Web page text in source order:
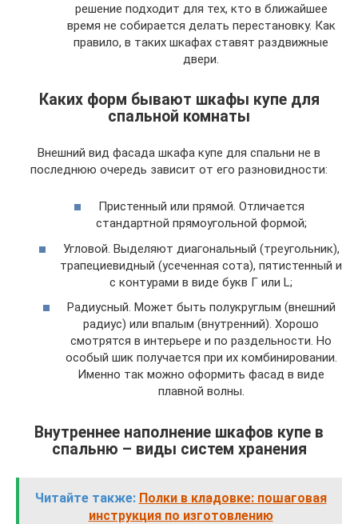
решение подходит для тех, кто в ближайшее
время не собирается делать перестановку. Как
правило, в таких шкафах ставят раздвижные
двери.
Каких форм бывают шкафы купе для
спальной комнаты
Внешний вид фасада шкафа купе для спальни не в
последнюю очередь зависит от его разновидности:
Пристенный или прямой. Отличается
стандартной прямоугольной формой;
Угловой. Выделяют диагональный (треугольник),
трапециевидный (усеченная сота), пятистенный и
с контурами в виде букв Г или L;
Радиусный. Может быть полукруглым (внешний
радиус) или впалым (внутренний). Хорошо
смотрятся в интерьере и по раздельности. Но
особый шик получается при их комбинировании.
Именно так можно оформить фасад в виде
плавной волны.
Внутреннее наполнение шкафов купе в
спальню – виды систем хранения
Читайте также: Полки в кладовке: пошаговая
инструкция по изготовлению